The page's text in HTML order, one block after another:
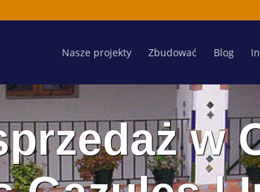
Nasze projekty Zbudować Blog
w